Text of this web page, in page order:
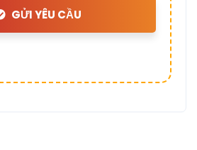
GỬI YÊU CẦU